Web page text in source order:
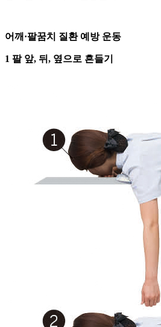
어깨·팔꿈치 질환 예방 운동
1 팔 앞, 뒤, 옆으로 흔들기